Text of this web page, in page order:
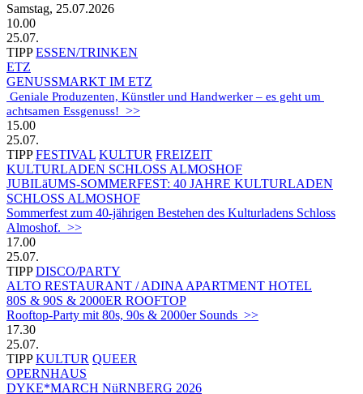
Samstag, 25.07.2026
10.00
25.07.
TIPP ESSEN/TRINKEN
ETZ
GENUSSMARKT IM ETZ
Geniale Produzenten, Künstler und Handwerker – es geht um
achtsamen Essgenuss! >>
15.00
25.07.
TIPP FESTIVAL KULTUR FREIZEIT
KULTURLADEN SCHLOSS ALMOSHOF
JUBILäUMS-SOMMERFEST: 40 JAHRE KULTURLADEN
SCHLOSS ALMOSHOF
Sommerfest zum 40-jährigen Bestehen des Kulturladens Schloss
Almoshof. >>
17.00
25.07.
TIPP DISCO/PARTY
ALTO RESTAURANT / ADINA APARTMENT HOTEL
80S & 90S & 2000ER ROOFTOP
Rooftop-Party mit 80s, 90s & 2000er Sounds >>
17.30
25.07.
TIPP KULTUR QUEER
OPERNHAUS
DYKE*MARCH NüRNBERG 2026